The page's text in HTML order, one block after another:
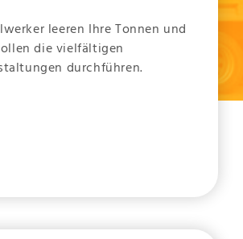
leeren Ihre Tonnen und
die vielfältigen
durchführen.